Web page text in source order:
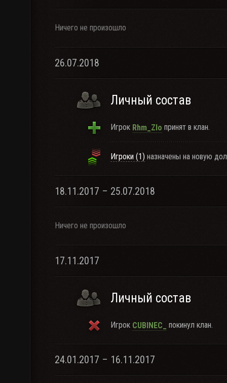
Ничего не произошло
26.07.2018
Личный состав
Игрок Rhm_Zlo принят в клан.
Игроки (1) назначены на новую
18.11.2017 – 25.07.2018
Ничего не произошло
17.11.2017
Личный состав
Игрок CUBINEC_ покинул клан.
24.01.2017 – 16.11.2017